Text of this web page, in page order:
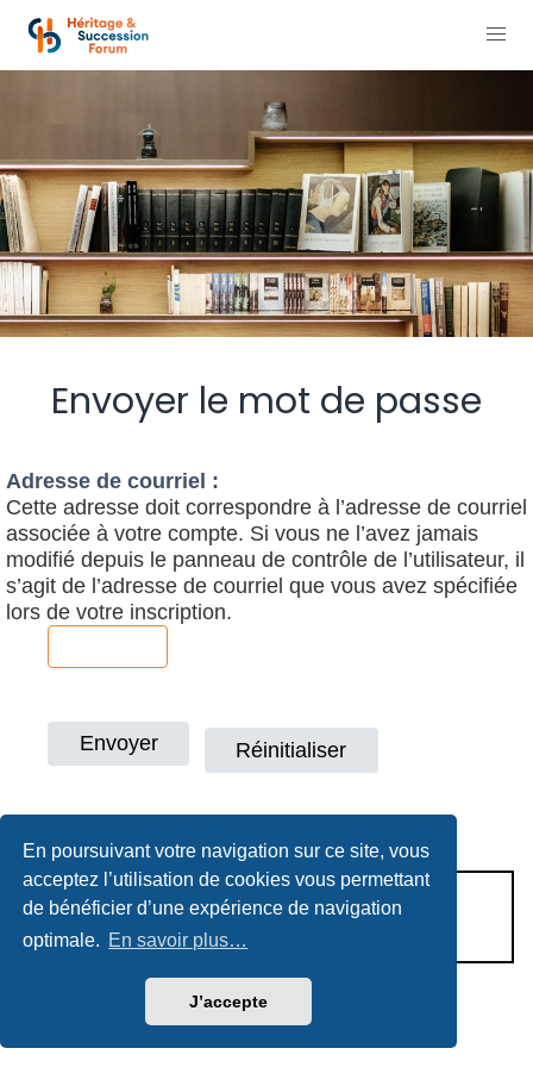
En poursuivant votre navigation sur ce site, vous
acceptez l’utilisation de cookies vous permettant
de bénéficier d’une expérience de navigation
optimale. En savoir plus…
J’accepte
Envoyer le mot de passe
Adresse de courriel :
Cette adresse doit correspondre à l’adresse de courriel
associée à votre compte. Si vous ne l’avez jamais
modifié depuis le panneau de contrôle de l’utilisateur, il
s’agit de l’adresse de courriel que vous avez spécifiée
lors de votre inscription.
CONDITIONS D’UTILISATION
POLITIQUE DE VIE PRIVÉE
Héritage & Succession